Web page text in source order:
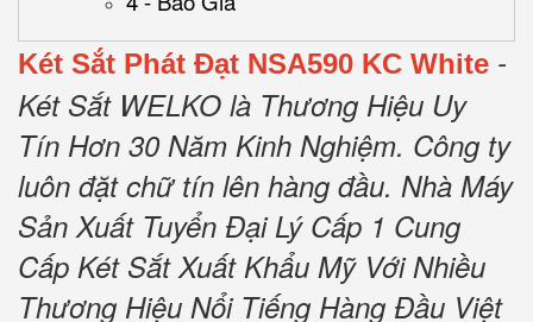
Két Sắt Phát Đạt NSA590 KC White -
Két Sắt WELKO là Thương Hiệu Uy
Tín Hơn 30 Năm Kinh Nghiệm. Công ty
luôn đặt chữ tín lên hàng đầu. Nhà Máy
Sản Xuất Tuyển Đại Lý Cấp 1 Cung
Cấp Két Sắt Xuất Khẩu Mỹ Với Nhiều
Thương Hiệu Nổi Tiếng Hàng Đầu Việt